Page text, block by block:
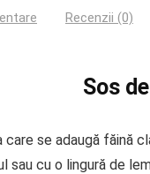
Recenzii (0)
Sos
se adaugă făină
sau cu o lingură de